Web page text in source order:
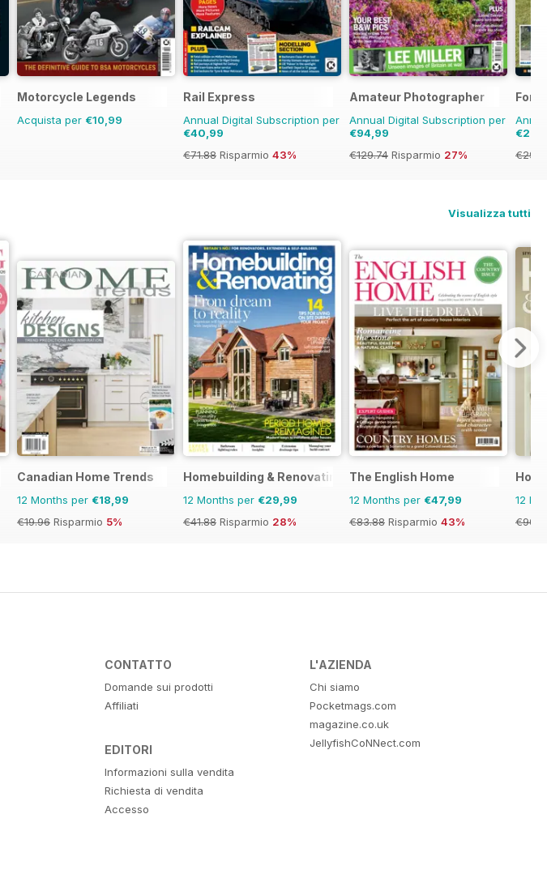
Motorcycle Legends
Acquista per €10,99
Rail Express
Annual Digital Subscription per
€40,99
€71.88 Risparmio 43%
Amateur Photographer
Annual Digital Subscription per
€94,99
€129.74 Risparmio 27%
Ford
Visualizza tutti
Canadian Home Trends
12 Months per €18,99
€19.96 Risparmio 5%
Homebuilding & Renovating Magazine
12 Months per €29,99
€41.88 Risparmio 28%
The English Home
12 Months per €47,99
€83.88 Risparmio 43%
12
CONTATTO
Domande sui prodotti
Affiliati
EDITORI
Informazioni sulla vendita
Richiesta di vendita
Accesso
L'AZIENDA
Chi siamo
Pocketmags.com
magazine.co.uk
JellyfishCoNNect.com